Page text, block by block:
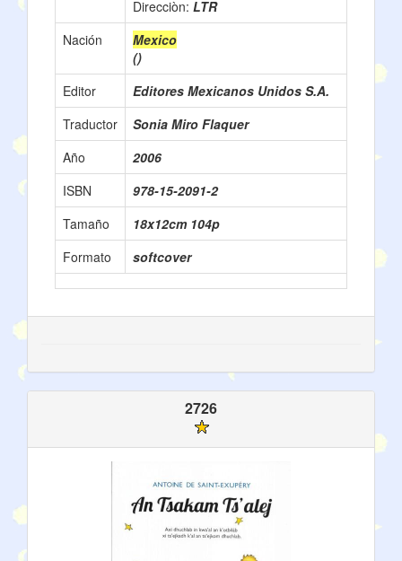
Direcciòn: LTR
Nación
Mexico
()
Editor
Editores Mexicanos Unidos S.A.
Traductor
Sonia Miro Flaquer
Año
2006
ISBN
978-15-2091-2
Tamaño
18x12cm 104p
Formato
softcover
2726